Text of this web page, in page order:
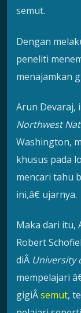
semut.
Dengan
peneliti
menajamkan
Arun Devaraj,
Northwest
Washington,
khusus pada
mencari tahu
ini,â€ ujarnya.
Maka dari itu,
Robert
diÂ University
mempelajari
gigiÂsemut,